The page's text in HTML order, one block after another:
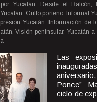
Yucatán, Desde el Balcón,
Grillo porteño, Informat
Yucatán. Información de
Visión peninsular, Yucatán
Las
Ponce”
ciclo de